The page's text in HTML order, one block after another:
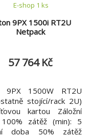
9PX 1500i RT2U
Netpack
E-shop 1 ks
57 764 Kč
9PX 1500W RT2U
stojící/rack 2U)
kartou Záložní
zátěž (min): 5
doba 50% zátěž